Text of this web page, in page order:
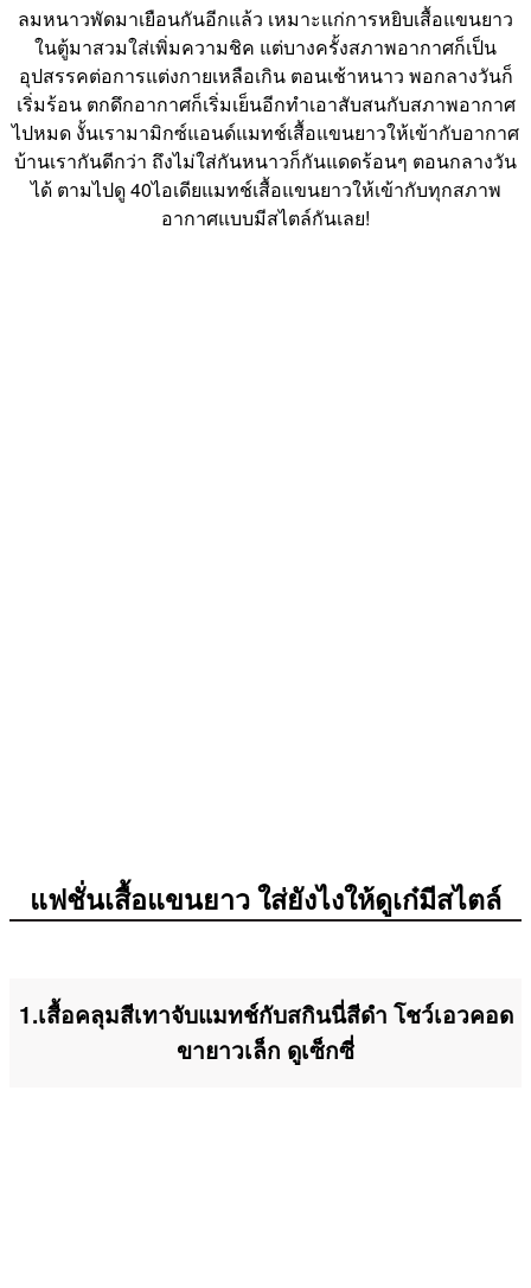
ลมหนาวพัดมาเยือนกันอีกแล้ว เหมาะแก่การหยิบเสื้อแขนยาว
ในตู้มาสวมใส่เพิ่มความชิค แต่บางครั้งสภาพอากาศก็เป็น
อุปสรรคต่อการแต่งกายเหลือเกิน ตอนเช้าหนาว พอกลางวันก็
เริ่มร้อน ตกดึกอากาศก็เริ่มเย็นอีกทำเอาสับสนกับสภาพอากาศ
ไปหมด งั้นเรามามิกซ์แอนด์แมทช์เสื้อแขนยาวให้เข้ากับอากาศ
บ้านเรากันดีกว่า ถึงไม่ใส่กันหนาวก็กันแดดร้อนๆ ตอนกลางวัน
ได้ ตามไปดู 40ไอเดียแมทช์เสื้อแขนยาวให้เข้ากับทุกสภาพ
อากาศแบบมีสไตล์กันเลย!
แฟชั่นเสื้อแขนยาว ใส่ยังไงให้ดูเก๋มีสไตล์
1.เสื้อคลุมสีเทาจับแมทช์กับสกินนี่สีดำ โชว์เอวคอด
ขายาวเล็ก ดูเซ็กซี่